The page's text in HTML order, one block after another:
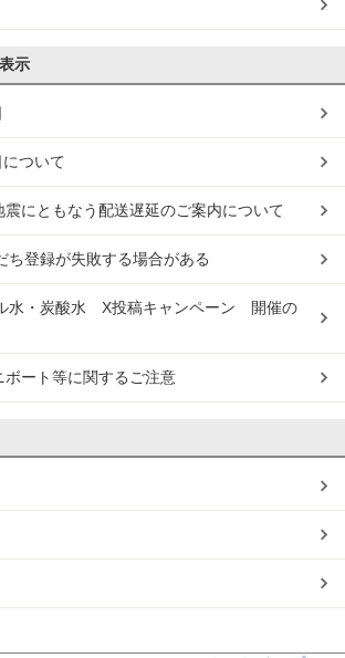
示
ついて
にともなう配送遅延のご案内について
ち登録が失敗する場合がある
水・炭酸水 X投稿キャンペーン 開催の
ボート等に関するご注意